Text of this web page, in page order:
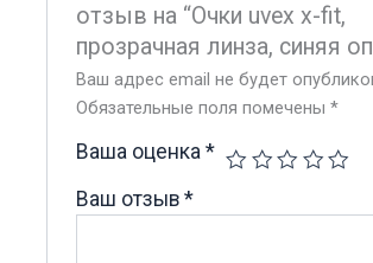
отзыв на “Очки uvex x-fit,
прозрачная линза, синяя
Ваш адрес email не будет
Обязательные поля помечены*
Ваша оценка*
Ваш отзыв*